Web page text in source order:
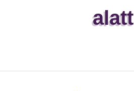
alatt